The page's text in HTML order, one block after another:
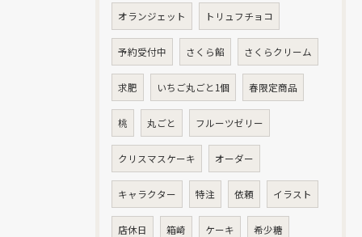
オランジェット トリュフチョコ
予約受付中 さくら餡 さくらクリーム
求肥 いちご丸ごと1個 春限定商品
桃 丸ごと フルーツゼリー
クリスマスケーキ オーダー
キャラクター 特注 依頼 イラスト
店休日 箱崎 ケーキ 希少糖